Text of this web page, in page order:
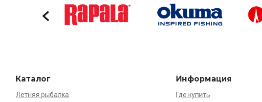
Каталог
Летняя рыбалка
Информация
Где купить